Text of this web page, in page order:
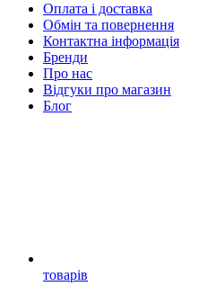
Оплата і доставка
Обмін та повернення
Контактна інформація
Бренди
Про нас
Відгуки про магазин
Блог
товарів